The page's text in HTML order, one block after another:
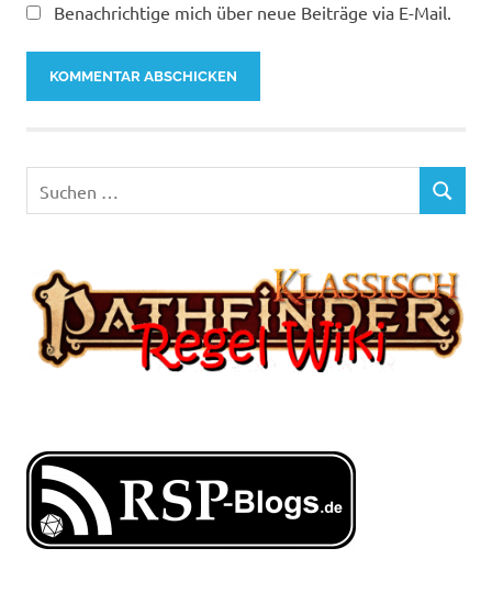
Benachrichtige mich über neue Beiträge via E-Mail.
nach:
SUCHEN